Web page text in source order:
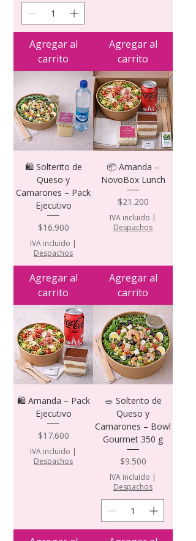
Agregar al
carrito
Agregar al
carrito
🛍️ Solterito de
Queso y
Camarones – Pack
Ejecutivo
Precio
$16.900
IVA incluido |
Despachos
Agregar al
carrito
📦 Amanda –
NovoBox Lunch
Precio
$21.200
IVA incluido |
Despachos
Agregar al
carrito
🛍️ Amanda – Pack
Ejecutivo
Precio
$17.600
IVA incluido |
Despachos
🥗 Solterito de
Queso y
Camarones – Bowl
Gourmet 350 g
Precio
$9.500
IVA incluido |
Despachos